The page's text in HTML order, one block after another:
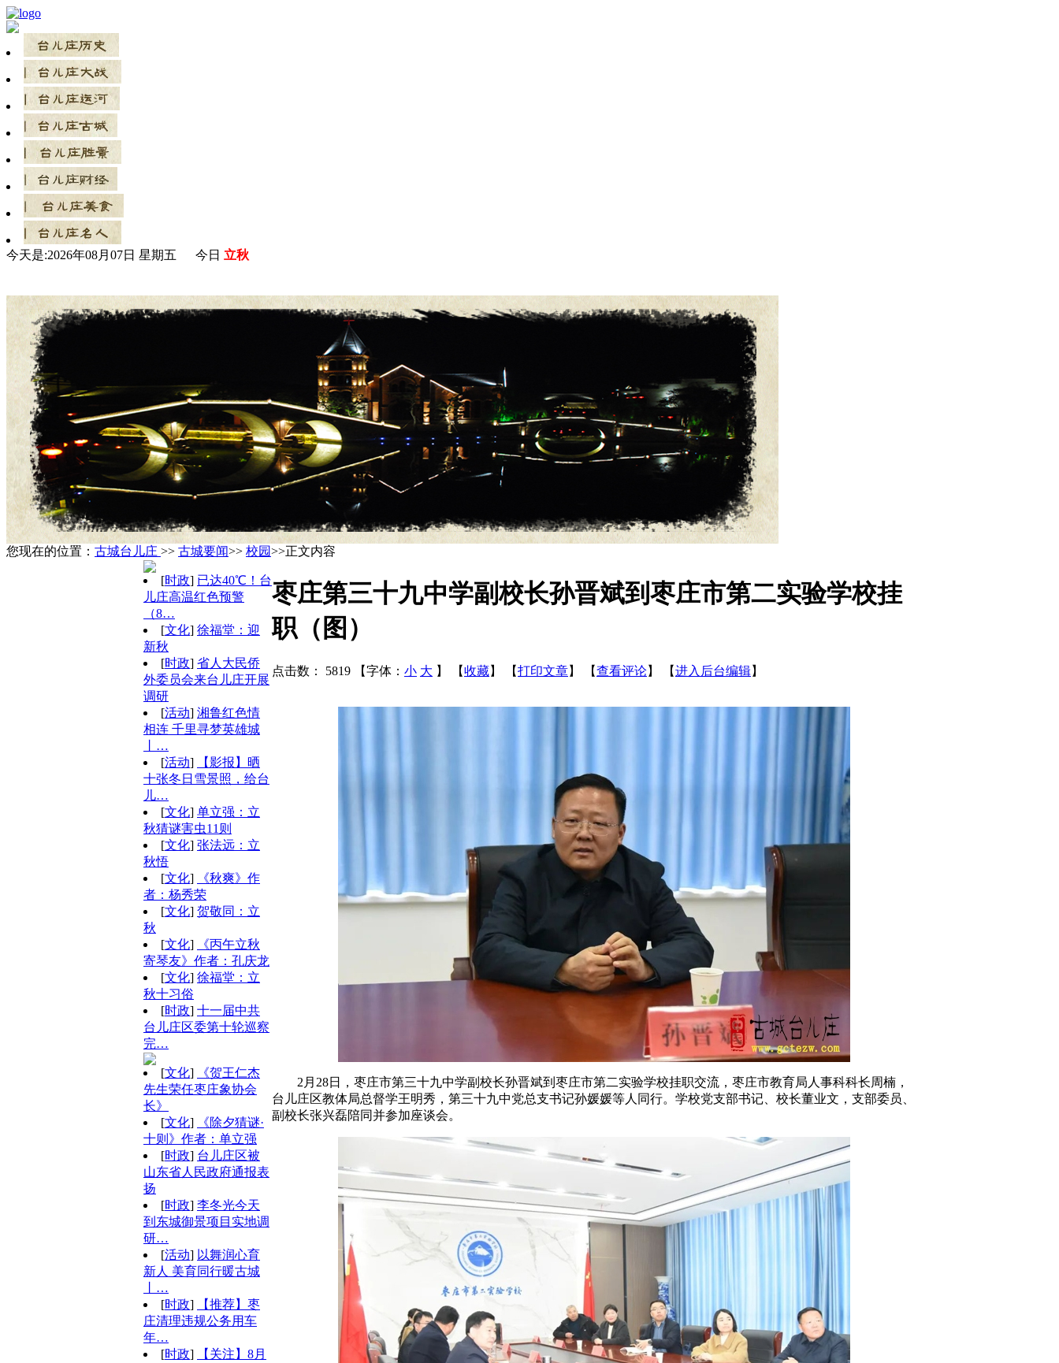
今天是:2026年08月07日 星期五 今日 立秋
您现在的位置： 古城台儿庄 >> 古城要闻>> 校园>>正文内容
[时政] 已达40℃！台
儿庄高温红色预警
（8…
[文化] 徐福堂：迎
新秋
[时政] 省人大民侨
外委员会来台儿庄开展
调研
[活动] 湘鲁红色情
相连 千里寻梦英雄城
丨…
[活动]
【影报】晒
十张冬日雪景照，给台
儿…
[文化] 单立强：立
秋猜谜害虫11则
[文化] 张法远：立
秋悟
[文化]
《秋爽》作
者：杨秀荣
[文化] 贺敬同：立
秋
[文化]
《丙午立秋
寄琴友》作者：孔庆龙
[文化] 徐福堂：立
秋十习俗
[时政] 十一届中共
台儿庄区委第十轮巡察
完…
[文化]
《贺王仁杰
先生荣任枣庄象协会
长》
[文化]
《除夕猜谜·
十则》作者：单立强
[时政] 台儿庄区被
山东省人民政府通报表
扬
[时政] 李冬光今天
到东城御景项目实地调
研…
[活动] 以舞润心育
新人 美育同行暖古城
丨…
[时政]
【推荐】枣
庄清理违规公务用车
年…
[时政]
【关注】8月
枣庄第三十九中学副校长孙晋斌到枣庄市第二实验学校挂
职（图）
点击数： 5819 【字体： 小 大 】 【收藏】 【打印文章】 【查看评论】 【进入后台编辑】
2月28日，枣庄市第三十九中学副校长孙晋斌到枣庄市第二实验学校挂职交流，枣庄市教育局人事科科长周楠，
台儿庄区教体局总督学王明秀，第三十九中党总支书记孙媛媛等人同行。 学校党支部书记、校长董业文，支部委员、
副校长张兴磊陪同并参加座谈会。